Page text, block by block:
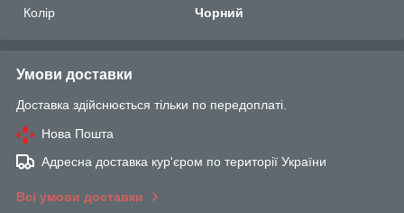
Колір
Чорний
Умови доставки
Доставка здійснюється тільки по передоплаті.
Нова Пошта
Адресна доставка кур'єром по території України
Всі умови доставки